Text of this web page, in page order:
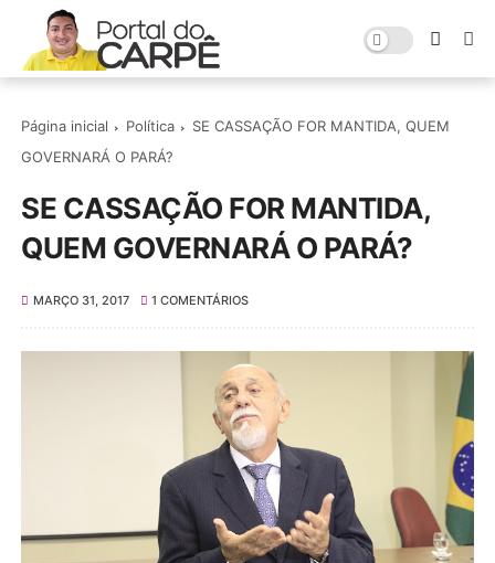
Página inicial Política
SE CASSAÇÃO FOR MANTIDA, QUEM
GOVERNARÁ O PARÁ?
SE CASSAÇÃO FOR MANTIDA,
QUEM GOVERNARÁ O PARÁ?
MARÇO 31, 2017 1 COMENTÁRIOS